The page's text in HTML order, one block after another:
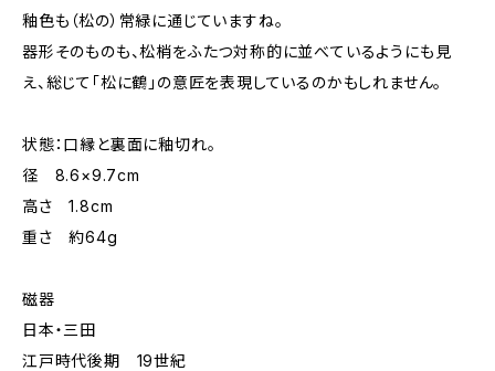
釉色も（松の）常緑に通じていますね。
器形そのものも、松梢をふたつ対称的に並べているようにも見
え、総じて「松に鶴」の意匠を表現しているのかもしれません。
状態：口縁と裏面に釉切れ。
径 8.6×9.7cm
高さ 1.8cm
重さ 約64g
磁器
日本・三田
江戸時代後期 19世紀